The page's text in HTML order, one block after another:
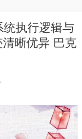
执行逻辑与
晰优异 巴克